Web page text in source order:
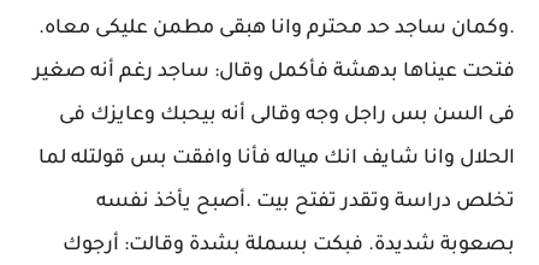
.وكمان ساجد حد محترم وانا هبقى مطمن عليكى معاه.
فتحت عيناها بدهشة فأكمل وقال: ساجد رغم أنه صغير
فى السن بس راجل وجه وقالى أنه بيحبك وعايزك فى
الحلال وانا شايف انك مياله فأنا وافقت بس قولتله لما
تخلص دراسة وتقدر تفتح بيت .أصبح يأخذ نفسه
بصعوبة شديدة. فبكت بسملة بشدة وقالت: أرجوك